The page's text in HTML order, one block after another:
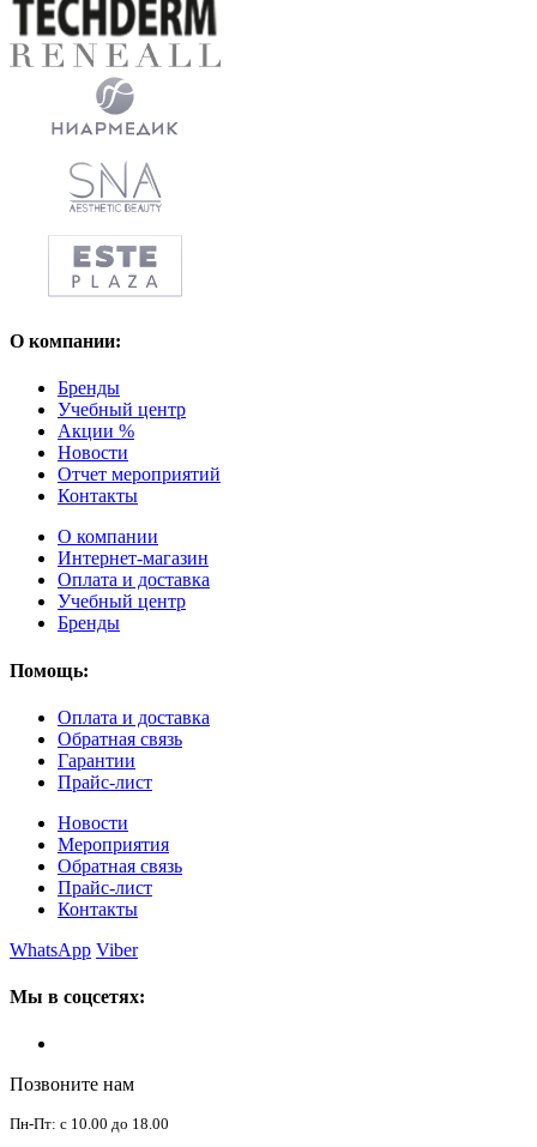
О компании:
Бренды
Учебный центр
Акции %
Новости
Отчет мероприятий
Контакты
О компании
Интернет-магазин
Оплата и доставка
Учебный центр
Бренды
Помощь:
Оплата и доставка
Обратная связь
Гарантии
Прайс-лист
Новости
Мероприятия
Обратная связь
Прайс-лист
Контакты
WhatsApp Viber
Мы в соцсетях:
Позвоните нам
Пн-Пт: с 10.00 до 18.00